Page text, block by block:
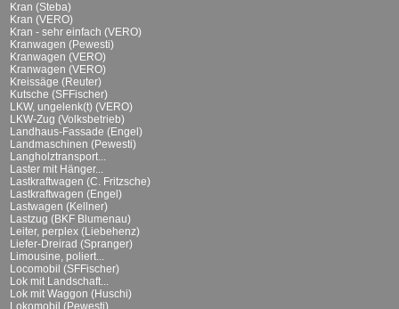
Kran (Steba)
Kran (VERO)
Kran - sehr einfach (VERO)
Kranwagen (Pewesti)
Kranwagen (VERO)
Kranwagen (VERO)
Kreissäge (Reuter)
Kutsche (SFFischer)
LKW, ungelenk(t) (VERO)
LKW-Zug (Volksbetrieb)
Landhaus-Fassade (Engel)
Landmaschinen (Pewesti)
Langholztransport...
Laster mit Hänger...
Lastkraftwagen (C. Fritzsche)
Lastkraftwagen (Engel)
Lastwagen (Kellner)
Lastzug (BKF Blumenau)
Leiter, perplex (Liebehenz)
Liefer-Dreirad (Spranger)
Limousine, poliert...
Locomobil (SFFischer)
Lok mit Landschaft...
Lok mit Waggon (Huschi)
Lokomobil (Pewesti)